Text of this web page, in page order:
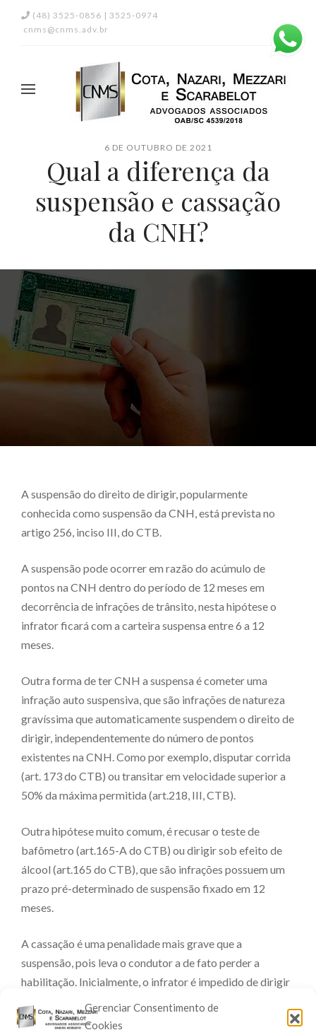
Gerenciar Consentimento de
Cookies
(48) 3525-0856 | 3525-0974
cnms@cnms.adv.br
6 DE OUTUBRO DE 2021
Qual a diferença da
suspensão e cassação
da CNH?
A suspensão do direito de dirigir, popularmente
conhecida como suspensão da CNH, está prevista no
artigo 256, inciso III, do CTB.
A suspensão pode ocorrer em razão do acúmulo de
pontos na CNH dentro do período de 12 meses em
decorrência de infrações de trânsito, nesta hipótese o
infrator ficará com a carteira suspensa entre 6 a 12
meses.
Outra forma de ter CNH a suspensa é cometer uma
infração auto suspensiva, que são infrações de natureza
gravíssima que automaticamente suspendem o direito de
dirigir, independentemente do número de pontos
existentes na CNH. Como por exemplo, disputar corrida
(art. 173 do CTB) ou transitar em velocidade superior a
50% da máxima permitida (art.218, III, CTB).
Outra hipótese muito comum, é recusar o teste de
bafômetro (art.165-A do CTB) ou dirigir sob efeito de
álcool (art.165 do CTB), que são infrações possuem um
prazo pré-determinado de suspensão fixado em 12
meses.
A cassação é uma penalidade mais grave que a
suspensão, pois leva o condutor a de fato perder a
habilitação. Inicialmente, o infrator é impedido de dirigir
por dois anos, sendo que após este período, necessita ser
submetido a todo o processo de habilitação novamente,